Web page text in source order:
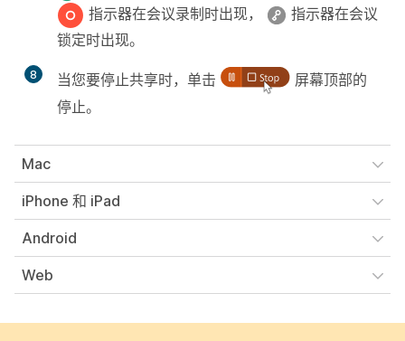
指示器在会议录制时出现，
指示器在会议
锁定时出现。
8 当您要停止共享时，单击
屏幕顶部的
停止。
Mac
iPhone 和 iPad
Android
Web